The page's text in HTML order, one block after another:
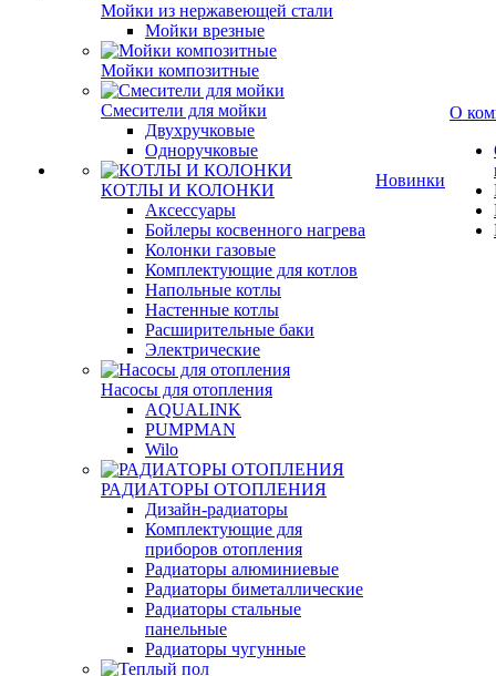
Мойки из нержавеющей стали
Мойки врезные
Мойки композитные
Смесители для мойки
Двухручковые
Одноручковые
КОТЛЫ И КОЛОНКИ
Аксессуары
Бойлеры косвенного нагрева
Колонки газовые
Комплектующие для котлов
Напольные котлы
Настенные котлы
Расширительные баки
Электрические
Насосы для отопления
AQUALINK
PUMPMAN
Wilo
РАДИАТОРЫ ОТОПЛЕНИЯ
Дизайн-радиаторы
Комплектующие для
приборов отопления
Радиаторы алюминиевые
Радиаторы биметаллические
Радиаторы стальные
панельные
Радиаторы чугунные
Новинки
О